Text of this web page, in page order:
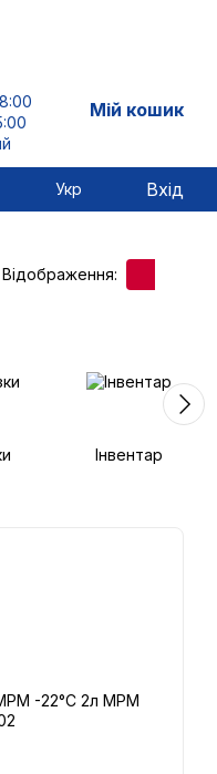
Мій кошик
Укр Вхід
Відображення:
Інвентар